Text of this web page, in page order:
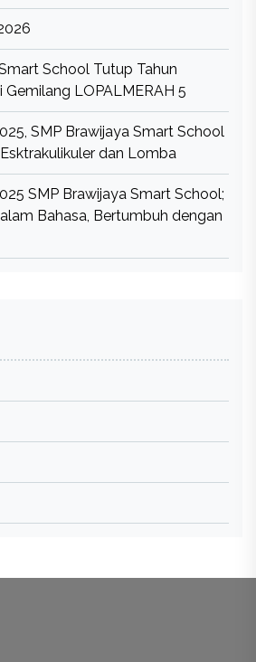
School Tutup Tahun
Gemilang LOPALMERAH 5
SMP Brawijaya Smart School
dan Lomba
SMP Brawijaya Smart School;
Bahasa, Bertumbuh dengan